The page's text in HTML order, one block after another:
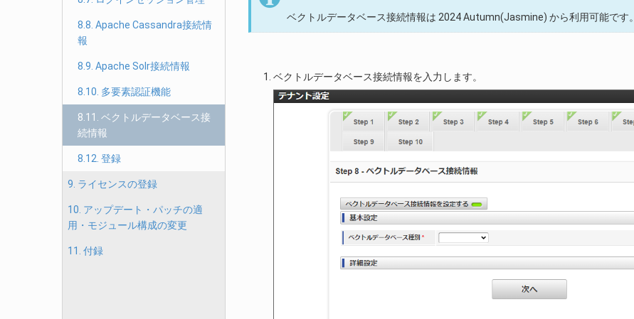
8.8. Apache Cassandra接続情
報
8.9. Apache Solr接続情報
8.10. 多要素認証機能
8.11. ベクトルデータベース接
続情報
8.12. 登録
9. ライセンスの登録
10. アップデート・パッチの適
用・モジュール構成の変更
11. 付録
ベクトルデータベース接続情報は 2024 Autumn(Jasmine) から利用可能です。
ベクトルデータベース接続情報を入力します。